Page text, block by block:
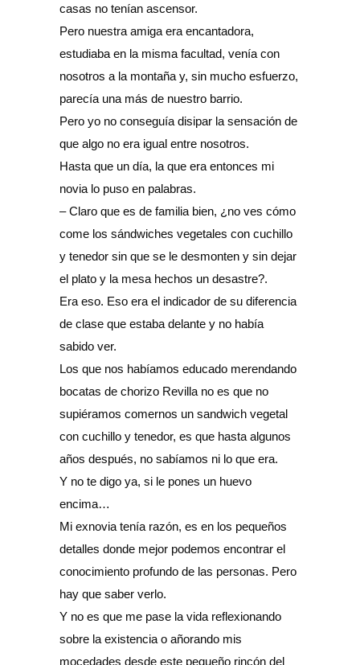
casas no tenían ascensor.
Pero nuestra amiga era encantadora,
estudiaba en la misma facultad, venía con
nosotros a la montaña y, sin mucho esfuerzo,
parecía una más de nuestro barrio.
Pero yo no conseguía disipar la sensación de
que algo no era igual entre nosotros.
Hasta que un día, la que era entonces mi
novia lo puso en palabras.
– Claro que es de familia bien, ¿no ves cómo
come los sándwiches vegetales con cuchillo
y tenedor sin que se le desmonten y sin dejar
el plato y la mesa hechos un desastre?.
Era eso. Eso era el indicador de su diferencia
de clase que estaba delante y no había
sabido ver.
Los que nos habíamos educado merendando
bocatas de chorizo Revilla no es que no
supiéramos comernos un sandwich vegetal
con cuchillo y tenedor, es que hasta algunos
años después, no sabíamos ni lo que era.
Y no te digo ya, si le pones un huevo
encima…
Mi exnovia tenía razón, es en los pequeños
detalles donde mejor podemos encontrar el
conocimiento profundo de las personas. Pero
hay que saber verlo.
Y no es que me pase la vida reflexionando
sobre la existencia o añorando mis
mocedades desde este pequeño rincón del